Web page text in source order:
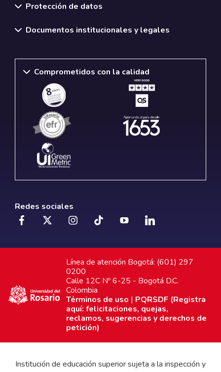
Protección de datos
Documentos institucionales y legales
Comprometidos con la calidad
Redes sociales
Línea de atención Bogotá: (601) 297
0200
Calle 12C Nº 6-25 - Bogotá D.C.
Colombia
Términos de uso | PQRSDF (Registra
aquí: felicitaciones, quejas,
reclamos, sugerencias y derechos de
petición)
Institución de educación superior sujeta a la inspección y